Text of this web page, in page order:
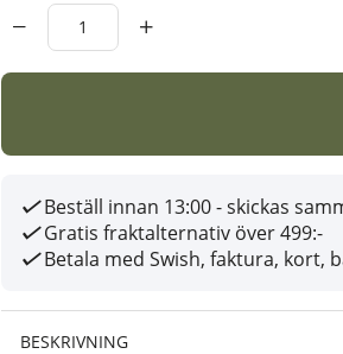
Beställ innan 13:00 - skickas
Gratis fraktalternativ över 499:-
Betala med Swish, faktura, kort,
BESKRIVNING